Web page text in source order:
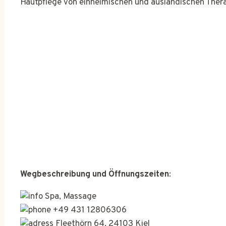
Hautpflege von einheimischen und ausländischen
Wegbeschreibung und Öffnungszeiten:
Spa, Massage
+49 431 12806306